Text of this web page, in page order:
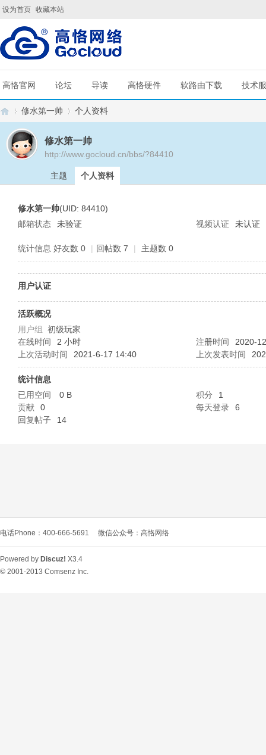
设为首页 收藏本站
高恪官网 论坛 导读 高恪硬件 软路由下载 技术
L
修水第一帅 个人资料
修水第一帅
http://www.gocloud.cn/bbs/?84410
主题 个人资料
修水第一帅(UID: 84410)
邮箱状态
未验证 视频认证 未认证
统计信息 好友数 0 | 回帖数 7 | 主题数 0
用户认证
活跃概况
用户组 初级玩家
在线时间
2 小时 注册时间
2020-
上次活动时间
2021-6-17 14:40 上次发表时间
统计信息
已用空间
0 B 积分
1
贡献
0 每天登录
6
回复帖子
14
电话Phone：400-666-5691 微信公众号：高恪网络
Powered by Discuz! X3.4
© 2001-2013 Comsenz Inc.